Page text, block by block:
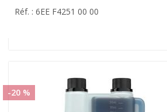
Réf. : 6EE F4251 00 00
-20 %